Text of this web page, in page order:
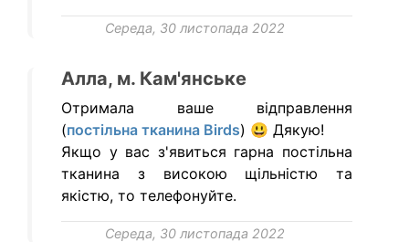
Середа, 30 листопада 2022
Алла, м. Кам'янське
Отримала ваше відправлення
(постільна тканина Birds) 😃 Дякую!
Якщо у вас з'явиться гарна постільна
тканина з високою щільністю та
якістю, то телефонуйте.
Середа, 30 листопада 2022